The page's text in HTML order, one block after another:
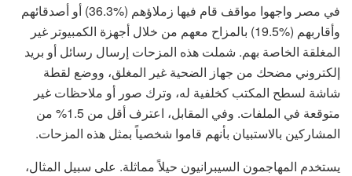
في مصر واجهوا مواقف قام فيها زملاؤهم (%36.3) أو أصدقائهم
وأقاربهم (%19.5) بالمزاح معهم من خلال أجهزة الكمبيوتر غير
المغلقة الخاصة بهم. شملت هذه المزحات إرسال رسائل أو بريد
إلكتروني مضحك من جهاز الضحية غير المغلق، ووضع لقطة
شاشة لسطح المكتب كخلفية له، وترك صور أو ملاحظات غير
متوقعة في الملفات. وفي المقابل، اعترف أقل من 1.5% من
المشاركين بالاستبيان بأنهم قاموا شخصياً بمثل هذه المزحات.
يستخدم المهاجمون السيبرانيون حيلاً مماثلة. على سبيل المثال،